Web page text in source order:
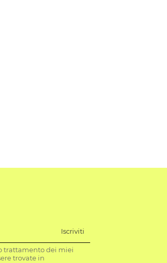
Iscriviti
trattamento dei miei
trovate in